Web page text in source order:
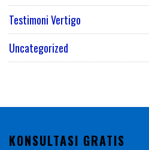
Testimoni Vertigo
Uncategorized
KONSULTASI GRATIS